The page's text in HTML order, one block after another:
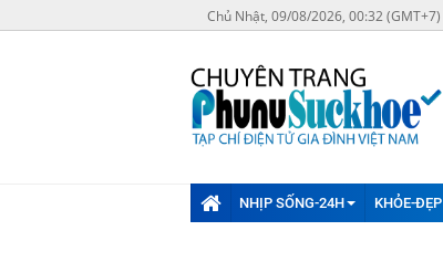
Chủ Nhật, 09/08/2026, 00:32 (GMT+7)
NHỊP SỐNG-24H KHỎE-ĐẸP